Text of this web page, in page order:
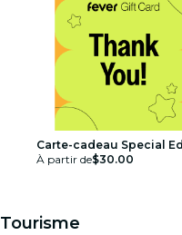
Carte-cadeau Special
À partir de$30.00
Tourisme